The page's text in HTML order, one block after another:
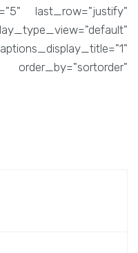
last_row="justify"